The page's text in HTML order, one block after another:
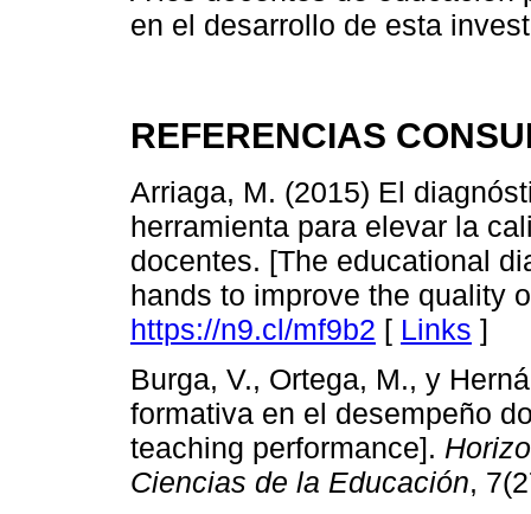
en el desarrollo de esta
REFERENCIAS
Arriaga, M. (2015) El
herramienta para elevar la
docentes. [The educational
hands to improve the quality
https://n9.cl/mf9b2 [ Links ]
Burga, V., Ortega, M., y
formativa en el desempeño
teaching performance].
Ciencias de la Educación,